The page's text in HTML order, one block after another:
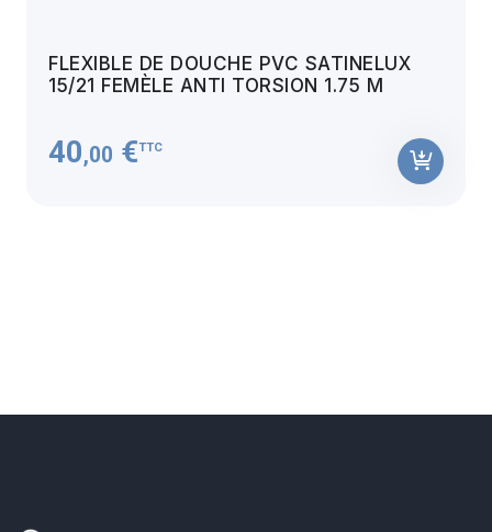
FLEXIBLE DE DOUCHE PVC SATINELUX
15/21 FEMÈLE ANTI TORSION 1.75 M
40,00 €TTC